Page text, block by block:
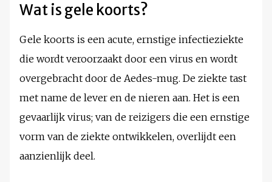
Wat is gele koorts?
Gele koorts is een acute, ernstige infectieziekte
die wordt veroorzaakt door een virus en wordt
overgebracht door de Aedes-mug. De ziekte tast
met name de lever en de nieren aan. Het is een
gevaarlijk virus; van de reizigers die een ernstige
vorm van de ziekte ontwikkelen, overlijdt een
aanzienlijk deel.